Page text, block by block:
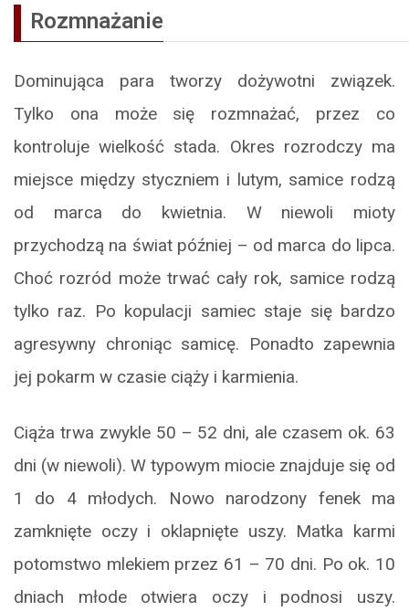
Rozmnażanie
Dominująca para tworzy dożywotni związek.
Tylko ona może się rozmnażać, przez co
kontroluje wielkość stada. Okres rozrodczy ma
miejsce między styczniem i lutym, samice rodzą
od marca do kwietnia. W niewoli mioty
przychodzą na świat później – od marca do lipca.
Choć rozród może trwać cały rok, samice rodzą
tylko raz. Po kopulacji samiec staje się bardzo
agresywny chroniąc samicę. Ponadto zapewnia
jej pokarm w czasie ciąży i karmienia.
Ciąża trwa zwykle 50 – 52 dni, ale czasem ok. 63
dni (w niewoli). W typowym miocie znajduje się od
1 do 4 młodych. Nowo narodzony fenek ma
zamknięte oczy i oklapnięte uszy. Matka karmi
potomstwo mlekiem przez 61 – 70 dni. Po ok. 10
dniach młode otwiera oczy i podnosi uszy.